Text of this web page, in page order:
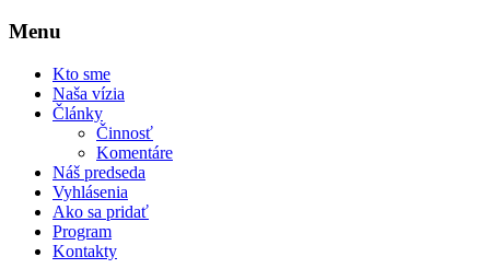
Menu
Kto sme
Naša vízia
Články
Činnosť
Komentáre
Náš predseda
Vyhlásenia
Ako sa pridať
Program
Kontakty